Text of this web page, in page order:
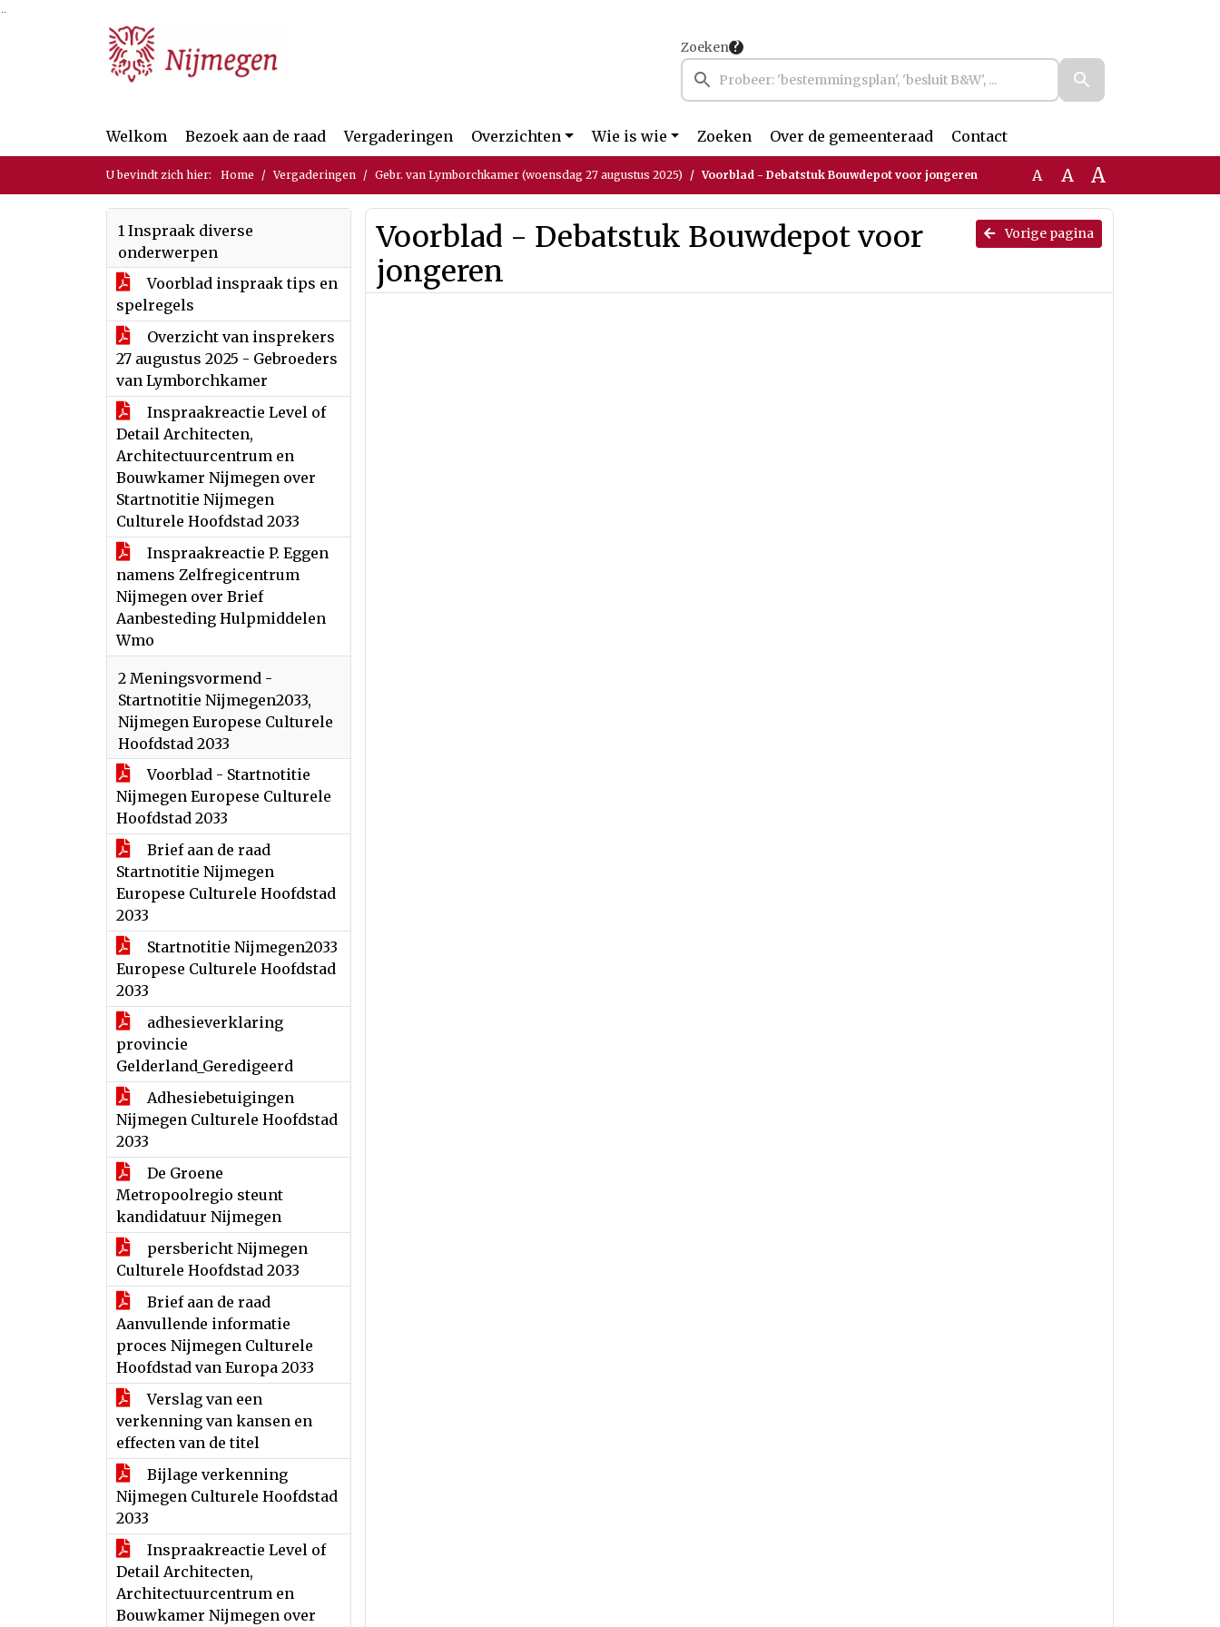
Ga naar de inhoud van deze pagina
Ga naar het zoeken
Ga naar het menu
Zoeken
Welkom Bezoek aan de raad Vergaderingen Overzichten Wie is wie Zoeken Over de gemeenteraad Contact
U bevindt zich hier: Home Vergaderingen Gebr. van Lymborchkamer (woensdag 27 augustus 2025) Voorblad - Debatstuk Bouwdepot voor jongeren A A A
1 Inspraak diverse
onderwerpen
Voorblad inspraak tips en
spelregels
Overzicht van insprekers
27 augustus 2025 - Gebroeders
van Lymborchkamer
Inspraakreactie Level of
Detail Architecten,
Architectuurcentrum en
Bouwkamer Nijmegen over
Startnotitie Nijmegen
Culturele Hoofdstad 2033
Inspraakreactie P. Eggen
namens Zelfregicentrum
Nijmegen over Brief
Aanbesteding Hulpmiddelen
Wmo
2 Meningsvormend -
Startnotitie Nijmegen2033,
Nijmegen Europese Culturele
Hoofdstad 2033
Voorblad - Startnotitie
Nijmegen Europese Culturele
Hoofdstad 2033
Brief aan de raad
Startnotitie Nijmegen
Europese Culturele Hoofdstad
2033
Startnotitie Nijmegen2033
Europese Culturele Hoofdstad
2033
adhesieverklaring
provincie
Gelderland_Geredigeerd
Adhesiebetuigingen
Nijmegen Culturele Hoofdstad
2033
De Groene
Metropoolregio steunt
kandidatuur Nijmegen
persbericht Nijmegen
Culturele Hoofdstad 2033
Brief aan de raad
Aanvullende informatie
proces Nijmegen Culturele
Hoofdstad van Europa 2033
Verslag van een
verkenning van kansen en
effecten van de titel
Bijlage verkenning
Nijmegen Culturele Hoofdstad
2033
Inspraakreactie Level of
Detail Architecten,
Architectuurcentrum en
Bouwkamer Nijmegen over
Vorige pagina
Voorblad - Debatstuk Bouwdepot voor
jongeren